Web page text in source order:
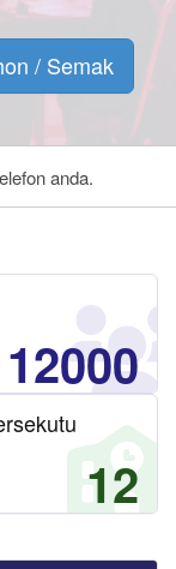
/ Semak
anda.
12000
12